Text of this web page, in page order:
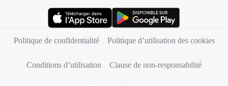
Politique de confidentialité
Politique d’utilisation des cookies
Conditions d’utilisation Clause de non-responsabilité